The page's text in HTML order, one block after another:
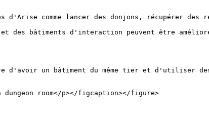
comme lancer des donjons, récupérer des
des bâtiments d'interaction peuvent être
un bâtiment du même tier et d'utiliser des
room</p></figcaption></figure>